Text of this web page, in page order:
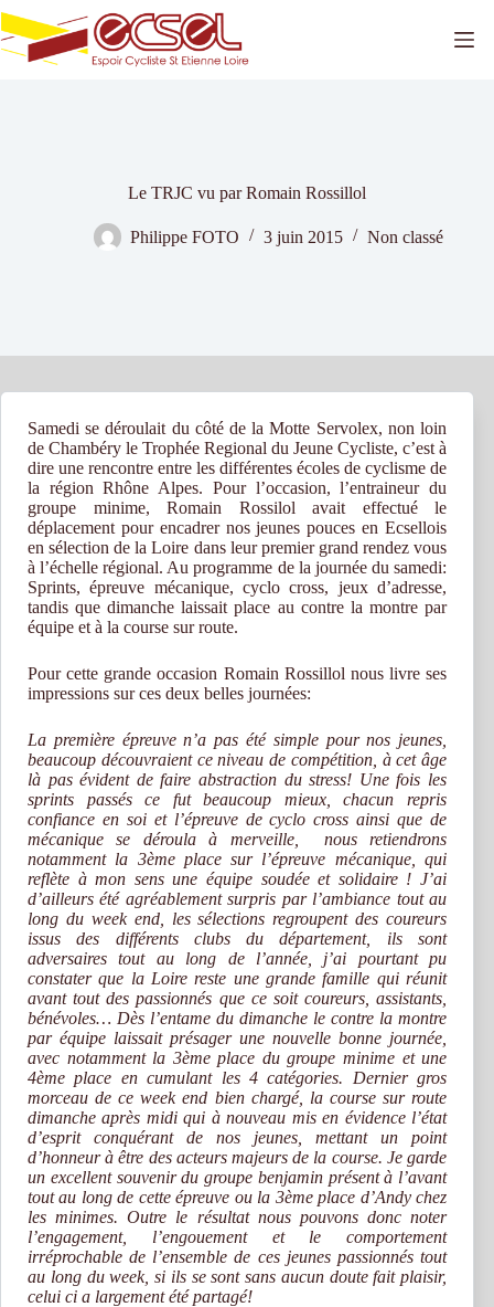
Passer
au
contenu
Le TRJC vu par Romain Rossillol
Philippe FOTO 3 juin 2015 Non classé
Samedi se déroulait du côté de la Motte Servolex, non loin
de Chambéry le Trophée Regional du Jeune Cycliste, c’est à
dire une rencontre entre les différentes écoles de cyclisme de
la région Rhône Alpes. Pour l’occasion, l’entraineur du
groupe minime, Romain Rossilol avait effectué le
déplacement pour encadrer nos jeunes pouces en Ecsellois
en sélection de la Loire dans leur premier grand rendez vous
à l’échelle régional. Au programme de la journée du samedi:
Sprints, épreuve mécanique, cyclo cross, jeux d’adresse,
tandis que dimanche laissait place au contre la montre par
équipe et à la course sur route.
Pour cette grande occasion Romain Rossillol nous livre ses
impressions sur ces deux belles journées:
La première épreuve n’a pas été simple pour nos jeunes,
beaucoup découvraient ce niveau de compétition, à cet âge
là pas évident de faire abstraction du stress! Une fois les
sprints passés ce fut beaucoup mieux, chacun repris
confiance en soi et l’épreuve de cyclo cross ainsi que de
mécanique se déroula à merveille, nous retiendrons
notamment la 3ème place sur l’épreuve mécanique, qui
reflète à mon sens une équipe soudée et solidaire ! J’ai
d’ailleurs été agréablement surpris par l’ambiance tout au
long du week end, les sélections regroupent des coureurs
issus des différents clubs du département, ils sont
adversaires tout au long de l’année, j’ai pourtant pu
constater que la Loire reste une grande famille qui réunit
avant tout des passionnés que ce soit coureurs, assistants,
bénévoles… Dès l’entame du dimanche le contre la montre
par équipe laissait présager une nouvelle bonne journée,
avec notamment la 3ème place du groupe minime et une
4ème place en cumulant les 4 catégories. Dernier gros
morceau de ce week end bien chargé, la course sur route
dimanche après midi qui à nouveau mis en évidence l’état
d’esprit conquérant de nos jeunes, mettant un point
d’honneur à être des acteurs majeurs de la course. Je garde
un excellent souvenir du groupe benjamin présent à l’avant
tout au long de cette épreuve ou la 3ème place d’Andy chez
les minimes. Outre le résultat nous pouvons donc noter
l’engagement, l’engouement et le comportement
irréprochable de l’ensemble de ces jeunes passionnés tout
au long du week, si ils se sont sans aucun doute fait plaisir,
celui ci a largement été partagé!